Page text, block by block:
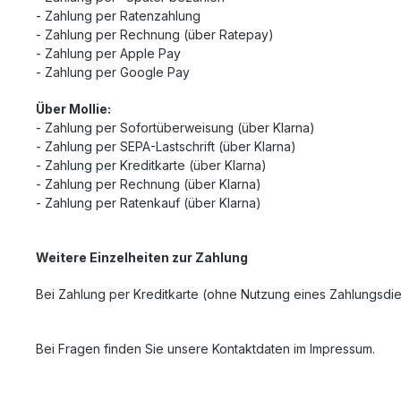
- Zahlung per Ratenzahlung
- Zahlung per Rechnung (über Ratepay)
- Zahlung per Apple Pay
- Zahlung per Google Pay
Über Mollie:
- Zahlung per Sofortüberweisung (über Klarna)
- Zahlung per SEPA-Lastschrift (über Klarna)
- Zahlung per Kreditkarte (über Klarna)
- Zahlung per Rechnung (über Klarna)
- Zahlung per Ratenkauf (über Klarna)
Weitere Einzelheiten zur Zahlung
Bei Zahlung per Kreditkarte (ohne Nutzung eines
Bei Fragen finden Sie unsere Kontaktdaten im Impressum.